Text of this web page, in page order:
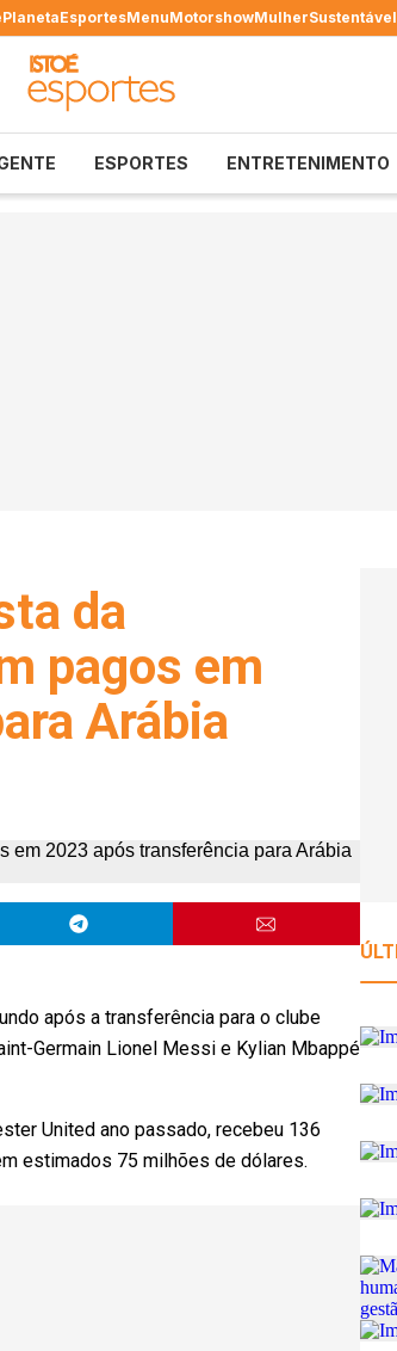
PlanetaEsportesMenuMotorshowMulherSustentável
ESPORTES ENTRETENIMENTO
da
pagos em
Arábia
após a transferência para o clube
Germain Lionel Messi e Kylian Mbappé
United ano passado, recebeu 136
estimados 75 milhões de dólares.